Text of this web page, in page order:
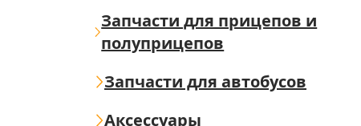
Запчасти для прицепов и
полуприцепов
Запчасти для автобусов
Аксессуары